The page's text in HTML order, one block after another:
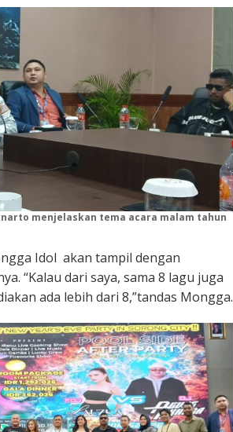
menjelaskan tema acara malam tahun
Idol akan tampil dengan
“Kalau dari saya, sama 8 lagu juga
ada lebih dari 8,”tandas Mongga.